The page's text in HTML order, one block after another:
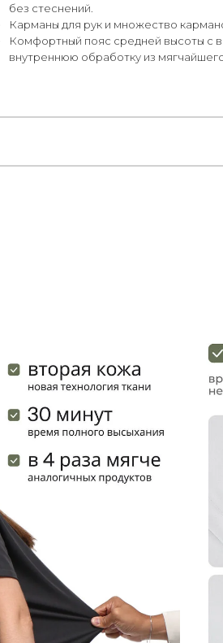
без стеснений.
Карманы для рук и множество
Комфортный пояс средней высоты с
внутреннюю обработку из